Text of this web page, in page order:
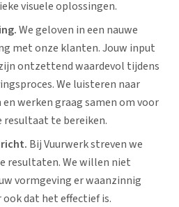
visuele oplossingen.
We geloven in een nauwe
met onze klanten. Jouw input
ontzettend waardevol tijdens
We luisteren naar
en werken graag samen om voor
resultaat te bereiken.
Bij Vuurwerk streven we
resultaten. We willen niet
vormgeving er waanzinnig
dat het effectief is.